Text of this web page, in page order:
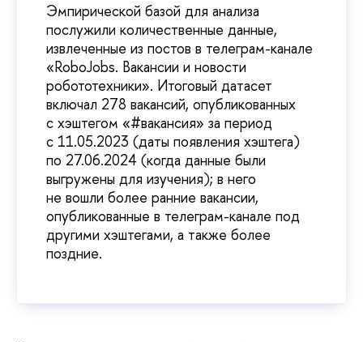
Эмпирической базой для анализа
послужили количественные данные,
извлеченные из постов в телеграм-канале
«RoboJobs. Вакансии и новости
робототехники». Итоговый датасет
включал 278 вакансий, опубликованных
с хэштегом «#вакансия» за период
с 11.05.2023 (даты появления хэштега)
по 27.06.2024 (когда данные были
выгружены для изучения); в него
не вошли более ранние вакансии,
опубликованные в телеграм-канале под
другими хэштегами, а также более
поздние.